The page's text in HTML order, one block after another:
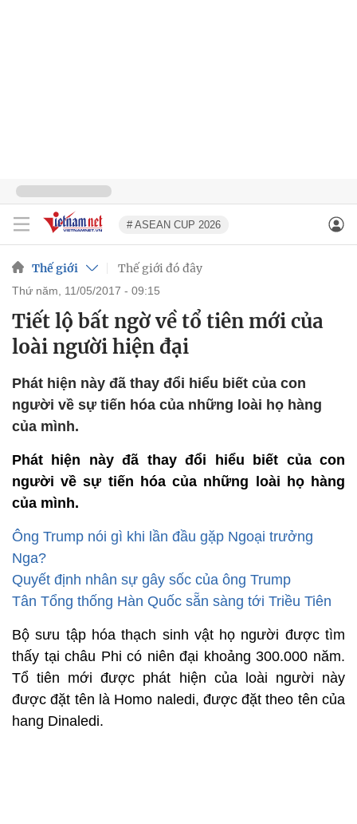
# ASEAN CUP 2026
Thế giới Thế giới đó đây
thứ năm, 11/05/2017 - 09:15
Tiết lộ bất ngờ về tổ tiên mới của
loài người hiện đại
Phát hiện này đã thay đổi hiểu biết của con
người về sự tiến hóa của những loài họ hàng
của mình.
Phát hiện này đã thay đổi hiểu biết của con
người về sự tiến hóa của những loài họ hàng
của mình.
Ông Trump nói gì khi lần đầu gặp Ngoại trưởng
Nga?
Quyết định nhân sự gây sốc của ông Trump
Tân Tổng thống Hàn Quốc sẵn sàng tới Triều Tiên
Bộ sưu tập hóa thạch sinh vật họ người được tìm
thấy tại châu Phi có niên đại khoảng 300.000 năm.
Tổ tiên mới được phát hiện của loài người này
được đặt tên là Homo naledi, được đặt theo tên của
hang Dinaledi.